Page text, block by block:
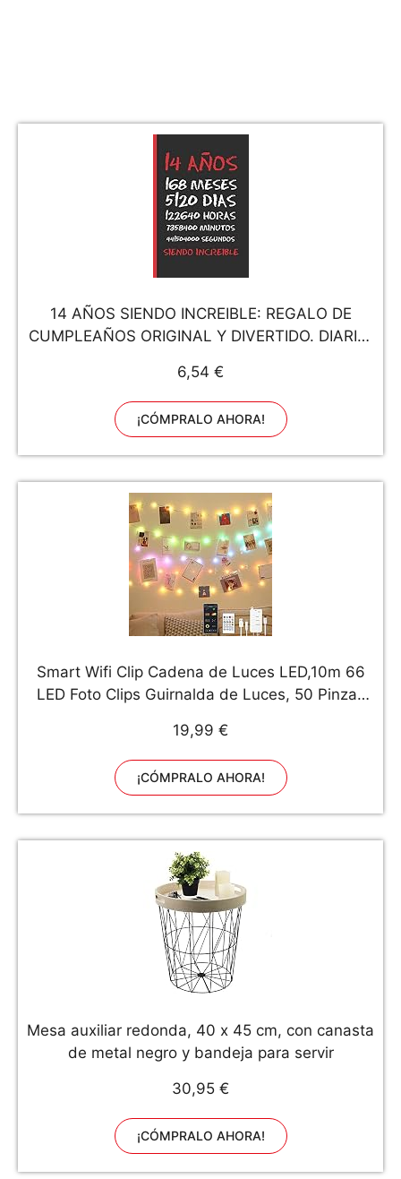
14 AÑOS SIENDO INCREIBLE: REGALO DE
CUMPLEAÑOS ORIGINAL Y DIVERTIDO. DIARIO,
USO ESCOLAR.
6,54 €
¡CÓMPRALO AHORA!
Smart Wifi Clip Cadena de Luces LED,10m 66
LED Foto Clips Guirnalda de Luces, 50 Pinzas
Pinzas con Luz para Colgar Fotos por
Habitaciones, Bodas,Cumpleaños
19,99 €
¡CÓMPRALO AHORA!
Mesa auxiliar redonda, 40 x 45 cm, con canasta
de metal negro y bandeja para servir
30,95 €
¡CÓMPRALO AHORA!